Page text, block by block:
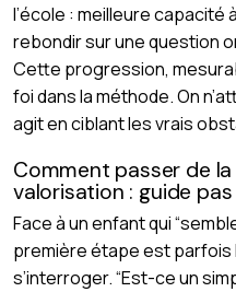
l’école : meilleure capacité
rebondir sur une question
Cette progression,
foi dans la méthode. On
agit en ciblant les vrais
Comment passer de
valorisation : guide
Face à un enfant qui
première étape est parfois
s’interroger. “Est-ce un